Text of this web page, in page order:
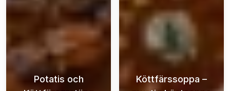
Potatis och
Köttfärssoppa –